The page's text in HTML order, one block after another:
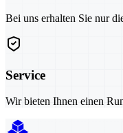
Bei uns erhalten Sie nur
Service
Wir bieten Ihnen einen